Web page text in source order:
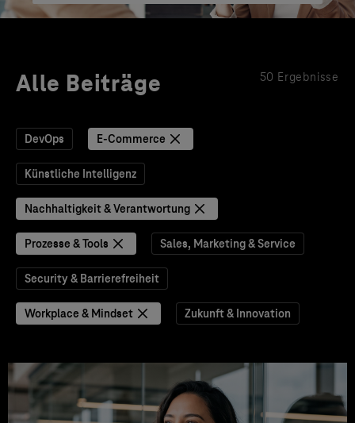
Alle Beiträge 50 Ergebnisse
DevOps E-Commerce
Künstliche Intelligenz
Nachhaltigkeit & Verantwortung
Prozesse & Tools Sales, Marketing & Service
Security & Barrierefreiheit
Workplace & Mindset Zukunft & Innovation